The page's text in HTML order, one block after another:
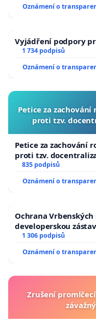
Oznámení o
Vyjádření podpory
1 734 podpisů
Oznámení o
Petice za zachování
proti tzv.
Petice za zachování
proti tzv.
835 podpisů
Oznámení o
Ochrana
developerskou
1 306 podpisů
Oznámení o
Zrušení